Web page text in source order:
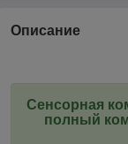
Описание
Сенсорная
полный